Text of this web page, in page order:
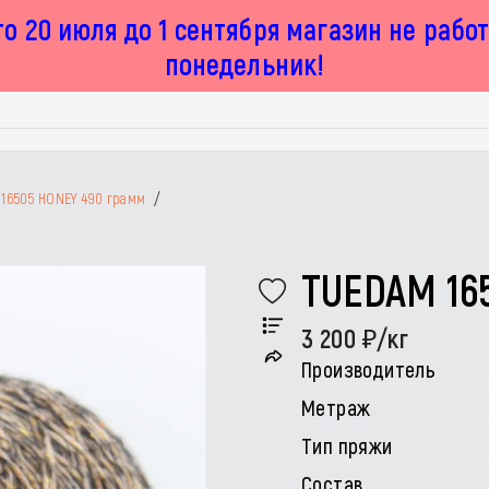
20 июля до 1 сентября магазин не
понедельник!
16505 HONEY 490 грамм /
TUEDAM
3 200 /кг
Производитель
Метраж
Тип пряжи
Состав